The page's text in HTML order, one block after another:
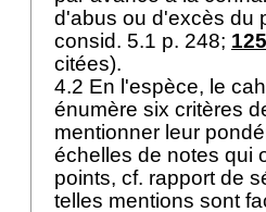
d'abus ou d'excès du
consid. 5.1 p. 248;
citées).
4.2 En l'espèce, le
énumère six critères
mentionner leur
échelles de notes qui
points, cf. rapport de
telles mentions sont